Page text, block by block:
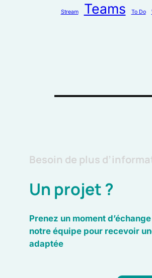
Stream Teams To Do
Besoin de plus
Un projet ?
Prenez un moment
notre équipe pour recevoir
adaptée